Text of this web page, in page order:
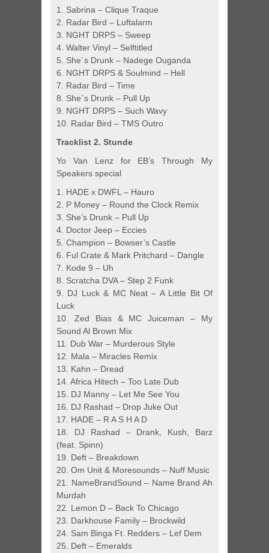
1. Sabrina – Clique Traque
2. Radar Bird – Luftalarm
3. NGHT DRPS – Sweep
4. Walter Vinyl – Selftitled
5. She´s Drunk – Nadege Ouganda
6. NGHT DRPS & Soulmind – Hell
7. Radar Bird – Time
8. She´s Drunk – Pull Up
9. NGHT DRPS – Such Wavy
10. Radar Bird – TMS Outro
Tracklist 2. Stunde
Yo Van Lenz for EB’s Through My
Speakers special
1. HADE x DWFL – Hauro
2. P Money – Round the Clock Remix
3. She’s Drunk – Pull Up
4. Doctor Jeep – Eccies
5. Champion – Bowser’s Castle
6. Ful Crate & Mark Pritchard – Dangle
7. Kode 9 – Uh
8. Scratcha DVA – Step 2 Funk
9. DJ Luck & MC Neat – A Little Bit Of
Luck
10. Zed Bias & MC Juiceman – My
Sound Al Brown Mix
11. Dub War – Murderous Style
12. Mala – Miracles Remix
13. Kahn – Dread
14. Africa Hitech – Too Late Dub
15. DJ Manny – Let Me See You
16. DJ Rashad – Drop Juke Out
17. HADE – R A S H A D
18. DJ Rashad – Drank, Kush, Barz
(feat. Spinn)
19. Deft – Breakdown
20. Om Unit & Moresounds – Nuff Music
21. NameBrandSound – Name Brand Ah
Murdah
22. Lemon D – Back To Chicago
23. Darkhouse Family – Brockwild
24. Sam Binga Ft. Redders – Lef Dem
25. Deft – Emeralds